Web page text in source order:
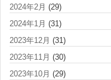
2024年2月 (29)
2024年1月 (31)
2023年12月 (31)
2023年11月 (30)
2023年10月 (29)